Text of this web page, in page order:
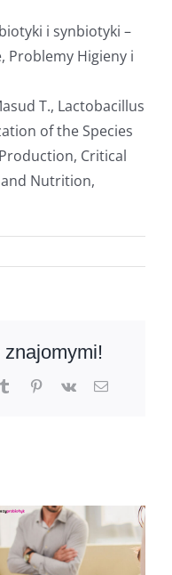
i synbiotyki –
Problemy Higieny i
T., Lactobacillus
of the Species
Critical
and Nutrition,
TumblrPinterest
Vk Email